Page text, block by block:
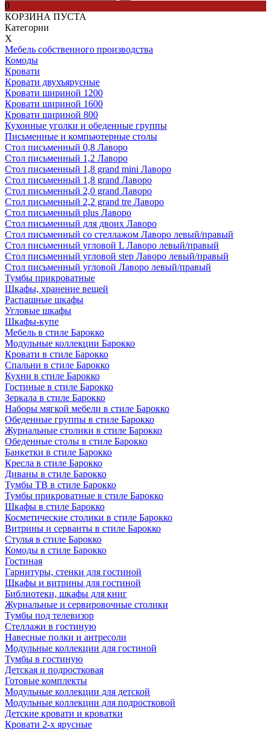
0
КОРЗИНА ПУСТА
Категории
Х
Мебель собственного производства
Комоды
Кровати
Кровати двухъярусные
Кровати шириной 1200
Кровати шириной 1600
Кровати шириной 800
Кухонные уголки и обеденные группы
Письменные и компьютерные столы
Стол письменный 0,8 Лаворо
Стол письменный 1,2 Лаворо
Стол письменный 1,8 grand mini Лаворо
Стол письменный 1,8 grand Лаворо
Стол письменный 2,0 grand Лаворо
Стол письменный 2,2 grand tre Лаворо
Стол письменный plus Лаворо
Стол письменный для двоих Лаворо
Стол письменный со стеллажом Лаворо левый/правый
Стол письменный угловой L Лаворо левый/правый
Стол письменный угловой step Лаворо левый/правый
Стол письменный угловой Лаворо левый/правый
Тумбы прикроватные
Шкафы, хранение вещей
Распашные шкафы
Угловые шкафы
Шкафы-купе
Мебель в стиле Барокко
Модульные коллекции Барокко
Кровати в стиле Барокко
Спальни в стиле Барокко
Кухни в стиле Барокко
Гостиные в стиле Барокко
Зеркала в стиле Барокко
Наборы мягкой мебели в стиле Барокко
Обеденные группы в стиле Барокко
Журнальные столики в стиле Барокко
Обеденные столы в стиле Барокко
Банкетки в стиле Барокко
Кресла в стиле Барокко
Диваны в стиле Барокко
Тумбы ТВ в стиле Барокко
Тумбы прикроватные в стиле Барокко
Шкафы в стиле Барокко
Косметические столики в стиле Барокко
Витрины и серванты в стиле Барокко
Стулья в стиле Барокко
Комоды в стиле Барокко
Гостиная
Гарнитуры, стенки для гостиной
Шкафы и витрины для гостиной
Библиотеки, шкафы для книг
Журнальные и сервировочные столики
Тумбы под телевизор
Стеллажи в гостиную
Навесные полки и антресоли
Модульные коллекции для гостиной
Тумбы в гостиную
Детская и подростковая
Готовые комплекты
Модульные коллекции для детской
Модульные коллекции для подростковой
Детские кровати и кроватки
Кровати 2-х ярусные